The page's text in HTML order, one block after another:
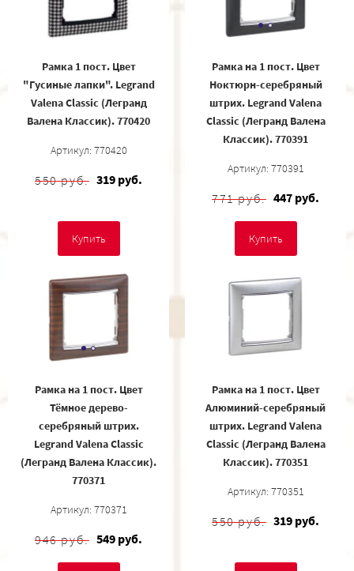
Рамка 1 пост. Цвет
"Гусиные лапки". Legrand
Valena Classic (Легранд
Валена Классик). 770420
Артикул: 770420
550 руб. 319 руб.
Купить
Рамка на 1 пост. Цвет
Ноктюрн-серебряный
штрих. Legrand Valena
Classic (Легранд Валена
Классик). 770391
Артикул: 770391
771 руб. 447 руб.
Купить
Рамка на 1 пост. Цвет
Тёмное дерево-
серебряный штрих.
Legrand Valena Classic
(Легранд Валена Классик).
770371
Артикул: 770371
946 руб. 549 руб.
Рамка на 1 пост. Цвет
Алюминий-серебряный
штрих. Legrand Valena
Classic (Легранд Валена
Классик). 770351
Артикул: 770351
550 руб. 319 руб.